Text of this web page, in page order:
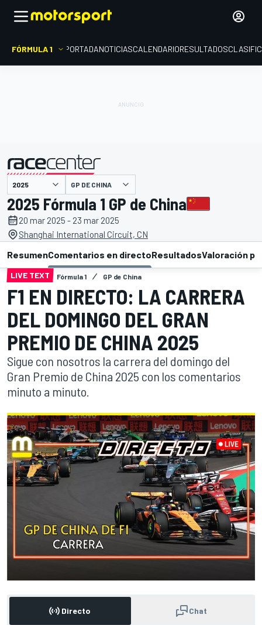
FÓRMULA 1 PORTADANOTICIASCALENDARIORESULTADOS
GP DE CHINA
2025 Fórmula 1 GP de China
20 mar 2025 - 23 mar 2025
Shanghai International Circuit, CN
ResumenComentarios en directoResultadosValoración
LIVE TEXT Fórmula 1 GP de China
F1 EN DIRECTO: LA CARRERA
DEL DOMINGO DEL GRAN
PREMIO DE CHINA 2025
Sigue con nosotros la carrera del domingo del
Gran Premio de China 2025 con los comentarios
minuto a minuto.
Directo Chat